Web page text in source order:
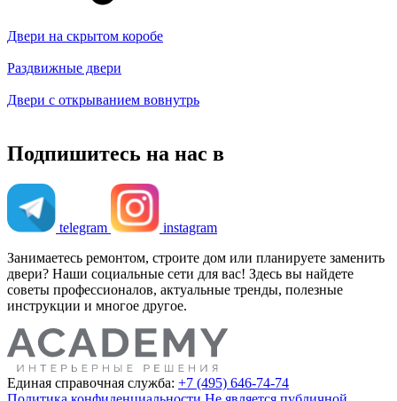
Двери на скрытом коробе
Раздвижные двери
Двери с открыванием вовнутрь
Подпишитесь на нас в
telegram
instagram
Занимаетесь ремонтом, строите дом или планируете заменить
двери? Наши социальные сети для вас! Здесь вы найдете
советы профессионалов, актуальные тренды, полезные
инструкции и многое другое.
Единая справочная служба: +7 (495) 646-74-74